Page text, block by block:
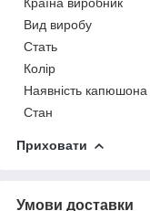
Вид виробу
Стать
Колір
Наявність капюшона
Стан
Приховати
Умови доставки